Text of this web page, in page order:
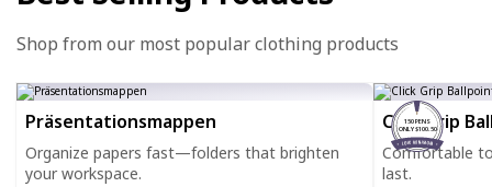
Shop from our most popular clothing products
Präsentationsmappen
Organize papers fast—folders that brighten
your workspace.
150 PENS
ONLY $100.50
Click Grip
Comfortable
last.